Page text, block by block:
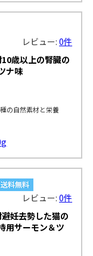
レビュー:0件
歳以上の腎臓の
ナ味
の自然素材と栄養
レビュー:0件
妊去勢した猫の
用サーモン＆ツ